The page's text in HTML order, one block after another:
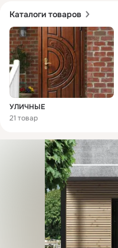
Каталоги товаров
УЛИЧНЫЕ
21 товар